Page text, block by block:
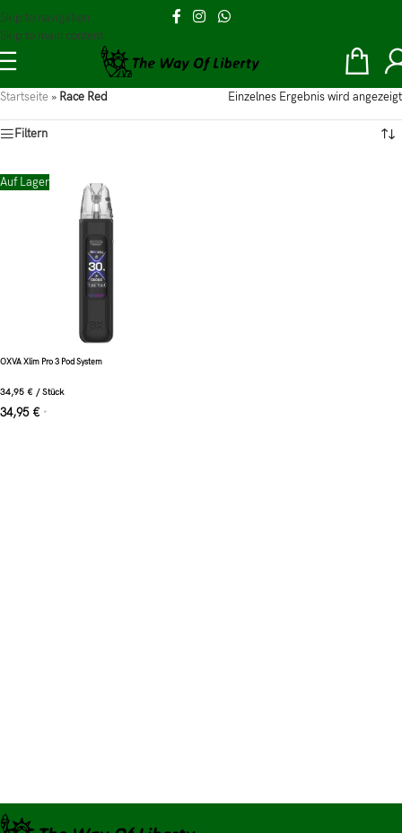
Skip to navigation
Skip to main content
Startseite » Race Red Einzelnes Ergebnis wird angezeigt
Filtern
Auf Lager
OXVA Xlim Pro 3 Pod System
34,95 € /Stück
34,95 € *